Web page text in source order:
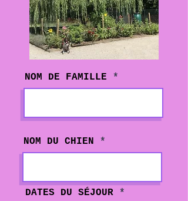
NOM DE FAMILLE
NOM DU CHIEN
DATES DU SÉJOUR